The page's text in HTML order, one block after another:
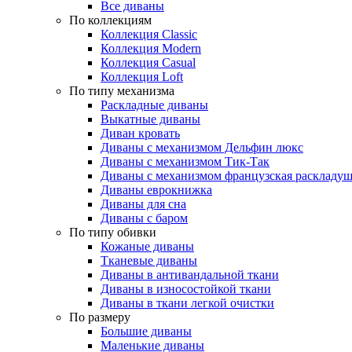
Все диваны
По коллекциям
Коллекция Classic
Коллекция Modern
Коллекция Casual
Коллекция Loft
По типу механизма
Раскладные диваны
Выкатные диваны
Диван кровать
Диваны с механизмом Дельфин люкс
Диваны с механизмом Тик-Так
Диваны с механизмом французская
Диваны еврокнижка
Диваны для сна
Диваны с баром
По типу обивки
Кожаные диваны
Тканевые диваны
Диваны в антивандальной ткани
Диваны в износостойкой ткани
Диваны в ткани легкой очистки
По размеру
Большие диваны
Маленькие диваны